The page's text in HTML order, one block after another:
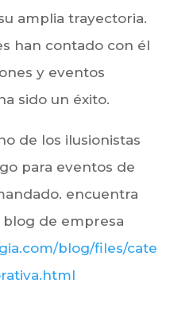
amplia trayectoria.
han contado con él
y eventos
sido un éxito.
de los ilusionistas
para eventos de
encuentra
de empresa
blog/files/cate